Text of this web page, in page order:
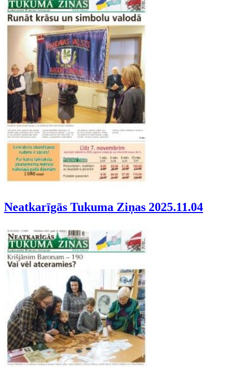
Neatkarīgās Tukuma Ziņas 2025.11.04